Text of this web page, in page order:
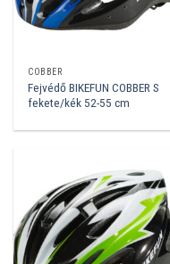
COBBER
Fejvédő BIKEFUN COBBER S
fekete/kék 52-55 cm